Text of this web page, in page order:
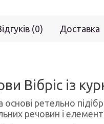
(0) Доставка
Вібріс із
ретельно
речовин і